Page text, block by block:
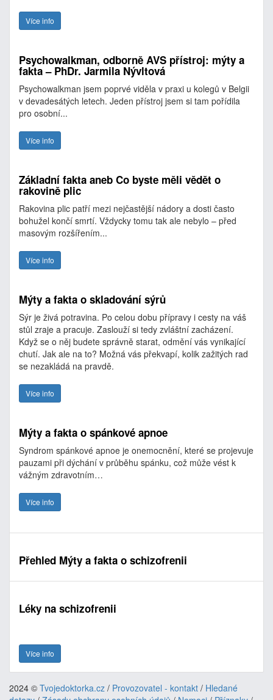
Více info
Psychowalkman, odborně AVS přístroj: mýty a
fakta – PhDr. Jarmila Nývltová
Psychowalkman jsem poprvé viděla v praxi u kolegů v Belgii
v devadesátých letech. Jeden přístroj jsem si tam pořídila
pro osobní...
Více info
Základní fakta aneb Co byste měli vědět o
rakovině plic
Rakovina plic patří mezi nejčastější nádory a dosti často
bohužel končí smrtí. Vždycky tomu tak ale nebylo – před
masovým rozšířením...
Více info
Mýty a fakta o skladování sýrů
Sýr je živá potravina. Po celou dobu přípravy i cesty na váš
stůl zraje a pracuje. Zaslouží si tedy zvláštní zacházení.
Když se o něj budete správně starat, odmění vás vynikající
chutí. Jak ale na to? Možná vás překvapí, kolik zažitých rad
se nezakládá na pravdě.
Více info
Mýty a fakta o spánkové apnoe
Syndrom spánkové apnoe je onemocnění, které se projevuje
pauzami při dýchání v průběhu spánku, což může vést k
vážným zdravotním…
Více info
Přehled Mýty a fakta o schizofrenii
Léky na schizofrenii
Více info
2024 © Tvojedoktorka.cz / Provozovatel - kontakt / Hledané